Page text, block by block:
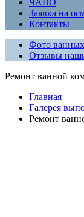
ЧАВО
Заявка на
Контакты
Фото
Отзывы
Ремонт ванной
Главная
Галерея
Ремонт